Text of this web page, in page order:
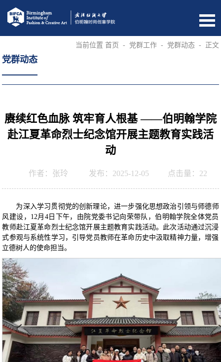
党群动态
当前位置 首页 - 党群工作 - 党群动态 - 正文
赓续红色血脉 筑牢育人根基 ——伯明翰学院
赴江夏革命烈士纪念馆开展主题教育实践活
动
作者：张玲 发布：2025-12-05 点击量： 22
为深入学习贯彻党的创新理论，进一步强化思想政治引领与师德师
风建设，12月4日下午，由院党委书记向荣带队，伯明翰学院全体党员
教师赴江夏革命烈士纪念馆开展主题教育实践活动。此次活动通过沉浸
式参观与系统性学习，引导党员教师在革命历史中汲取精神力量，增强
立德树人的使命担当。